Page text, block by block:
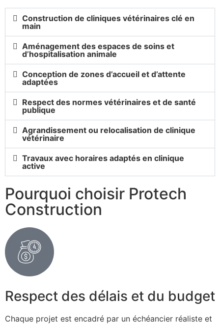
Construction de cliniques vétérinaires clé en
main
Aménagement des espaces de soins et
d’hospitalisation animale
Conception de zones d’accueil et d’attente
adaptées
Respect des normes vétérinaires et de santé
publique
Agrandissement ou relocalisation de clinique
vétérinaire
Travaux avec horaires adaptés en clinique
active
Pourquoi choisir Protech
Construction
Respect des délais et du budget
Chaque projet est encadré par un échéancier réaliste et